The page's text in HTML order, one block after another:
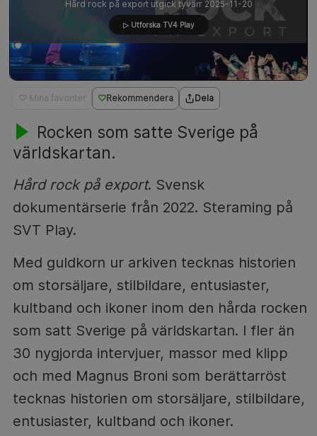
♡ Mina favoriter Rekommendera Dela
Rocken som satte Sverige på
världskartan.
Hård rock på export. Svensk
dokumentärserie från 2022. Steraming på
SVT Play.
Med guldkorn ur arkiven tecknas historien
om storsäljare, stilbildare, entusiaster,
kultband och ikoner inom den hårda rocken
som satt Sverige på världskartan. I fler än
30 nygjorda intervjuer, massor med klipp
och med Magnus Broni som berättarröst
tecknas historien om storsäljare, stilbildare,
entusiaster, kultband och ikoner.
Hård rock på export utgick tyvärr 2025-11-20
▷ Utforska TV4 Play